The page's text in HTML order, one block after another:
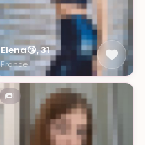
Elena😘, 31
France
1